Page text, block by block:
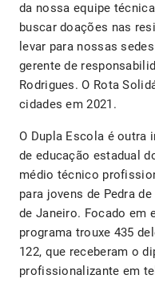
da nossa equipe
buscar doações nas
levar para nossas
gerente de
Rodrigues. O Rota
cidades em 2021.
O Dupla Escola é outra
de educação estadual
médio técnico
para jovens de Pedra
de Janeiro. Focado em
programa trouxe 435
122, que receberam o
profissionalizante em